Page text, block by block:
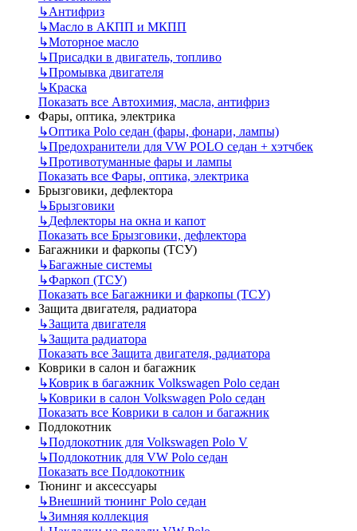
↳Антифриз
↳Масло в АКПП и МКПП
↳Моторное масло
↳Присадки в двигатель, топливо
↳Промывка двигателя
↳Краска
Показать все Автохимия, масла, антифриз
Фары, оптика, электрика
↳Оптика Polo седан (фары, фонари, лампы)
↳Предохранители для VW POLO седан + хэтчбек
↳Противотуманные фары и лампы
Показать все Фары, оптика, электрика
Брызговики, дефлектора
↳Брызговики
↳Дефлекторы на окна и капот
Показать все Брызговики, дефлектора
Багажники и фаркопы (ТСУ)
↳Багажные системы
↳Фаркоп (ТСУ)
Показать все Багажники и фаркопы (ТСУ)
Защита двигателя, радиатора
↳Защита двигателя
↳Защита радиатора
Показать все Защита двигателя, радиатора
Коврики в салон и багажник
↳Коврик в багажник Volkswagen Polo седан
↳Коврики в салон Volkswagen Polo седан
Показать все Коврики в салон и багажник
Подлокотник
↳Подлокотник для Volkswagen Polo V
↳Подлокотник для VW Polo седан
Показать все Подлокотник
Тюнинг и аксессуары
↳Внешний тюнинг Polo седан
↳Зимняя коллекция